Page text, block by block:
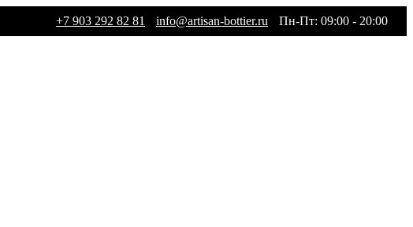
+7 903 292 82 81 info@artisan-bottier.ru Пн-Пт: 09:00 - 20:00